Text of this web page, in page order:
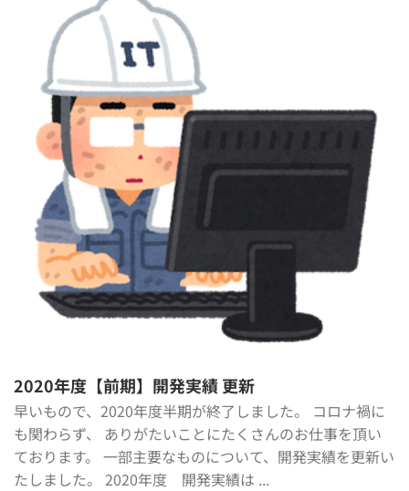
2020年度【前期】開発実績 更新
早いもので、2020年度半期が終了しました。 コロナ禍に
も関わらず、 ありがたいことにたくさんのお仕事を頂い
ております。 一部主要なものについて、開発実績を更新い
たしました。 2020年度 開発実績は ...